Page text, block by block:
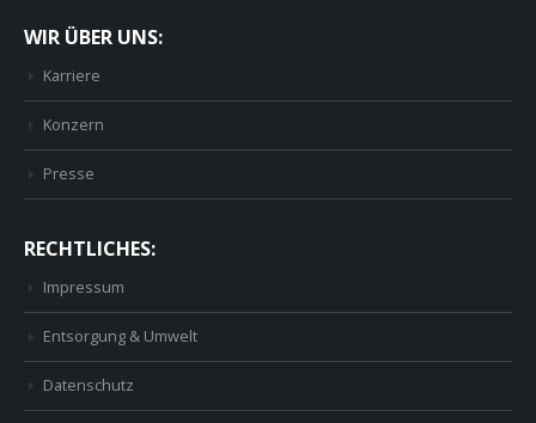
WIR ÜBER UNS:
Karriere
Konzern
Presse
RECHTLICHES:
Impressum
Entsorgung & Umwelt
Datenschutz